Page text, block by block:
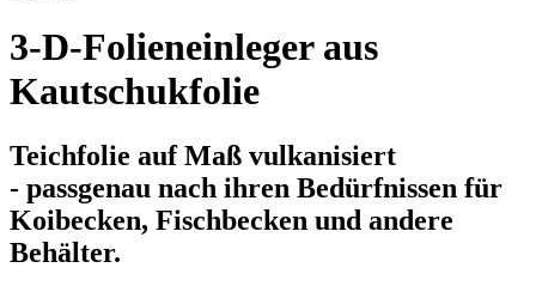
3-D-Folieneinleger aus
Kautschukfolie
Teichfolie auf Maß vulkanisiert
- passgenau nach ihren Bedürfnissen für
Koibecken, Fischbecken und andere
Behälter.